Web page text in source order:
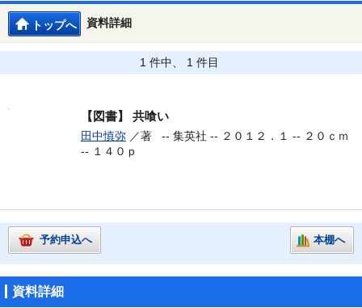
資料詳細
トップへ
1 件中、 1 件目
【図書】 共喰い
田中慎弥 ／著 -- 集英社 -- ２０１２．１ -- ２０ｃｍ
-- １４０ｐ
予約申込へ 本棚へ
資料詳細